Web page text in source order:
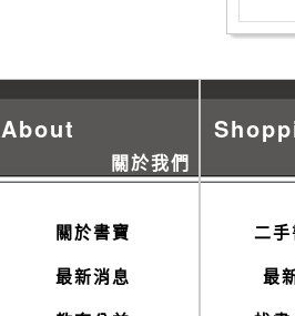
About
關於我們
關於書寶
最新消息
二
最